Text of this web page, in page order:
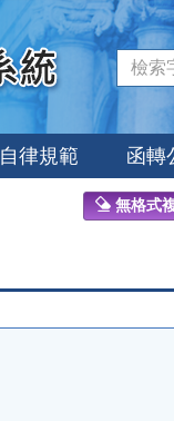
自律規範 函轉
無格式